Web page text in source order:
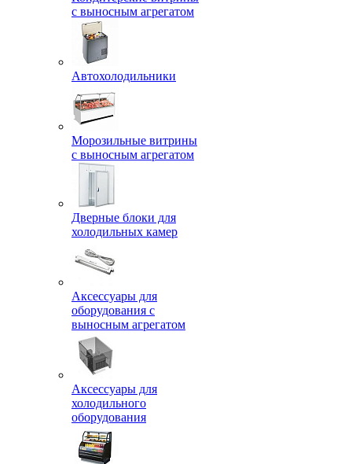
с выносным агрегатом
Автохолодильники
Морозильные витрины
с выносным агрегатом
Дверные блоки для
холодильных камер
Аксессуары для
оборудования с
выносным агрегатом
Аксессуары для
холодильного
оборудования